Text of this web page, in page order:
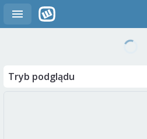
Tryb podglądu